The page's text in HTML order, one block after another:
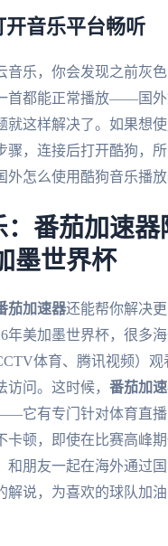
开音乐平台畅听
音乐，你会发现之前灰
首都能正常播放——国外
就这样解决了。如果想
骤，连接后打开酷狗，
外怎么使用酷狗音乐播放
：番茄加速器
墨世界杯
茄加速器还能帮你解决
年美加墨世界杯，很多
体育、腾讯视频）
访问。这时候， 番茄加
它有专门针对体育直播
卡顿，即使在比赛高峰
和朋友一起在海外通过
解说，为喜欢的球队加